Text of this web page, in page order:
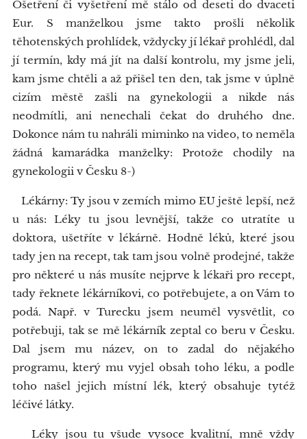
Ošetření či vyšetření mě stálo od deseti do dvaceti
Eur. S manželkou jsme takto prošli několik
těhotenských prohlídek, vždycky jí lékař prohlédl, dal
jí termín, kdy má jít na další kontrolu, my jsme jeli,
kam jsme chtěli a až přišel ten den, tak jsme v úplně
cizím městě zašli na gynekologii a nikde nás
neodmítli, ani nenechali čekat do druhého dne.
Dokonce nám tu nahráli miminko na video, to neměla
žádná kamarádka manželky: Protože chodily na
gynekologii v Česku 8-)
Lékárny: Ty jsou v zemích mimo EU ještě lepší, než
u nás: Léky tu jsou levnější, takže co utratíte u
doktora, ušetříte v lékárně. Hodně léků, které jsou
tady jen na recept, tak tam jsou volně prodejné, takže
pro některé u nás musíte nejprve k lékaři pro recept,
tady řeknete lékárníkovi, co potřebujete, a on Vám to
podá. Např. v Turecku jsem neuměl vysvětlit, co
potřebuji, tak se mě lékárník zeptal co beru v Česku.
Dal jsem mu název, on to zadal do nějakého
programu, který mu vyjel obsah toho léku, a podle
toho našel jejich místní lék, který obsahuje tytéž
léčivé látky.
Léky jsou tu všude vysoce kvalitní, mně vždy